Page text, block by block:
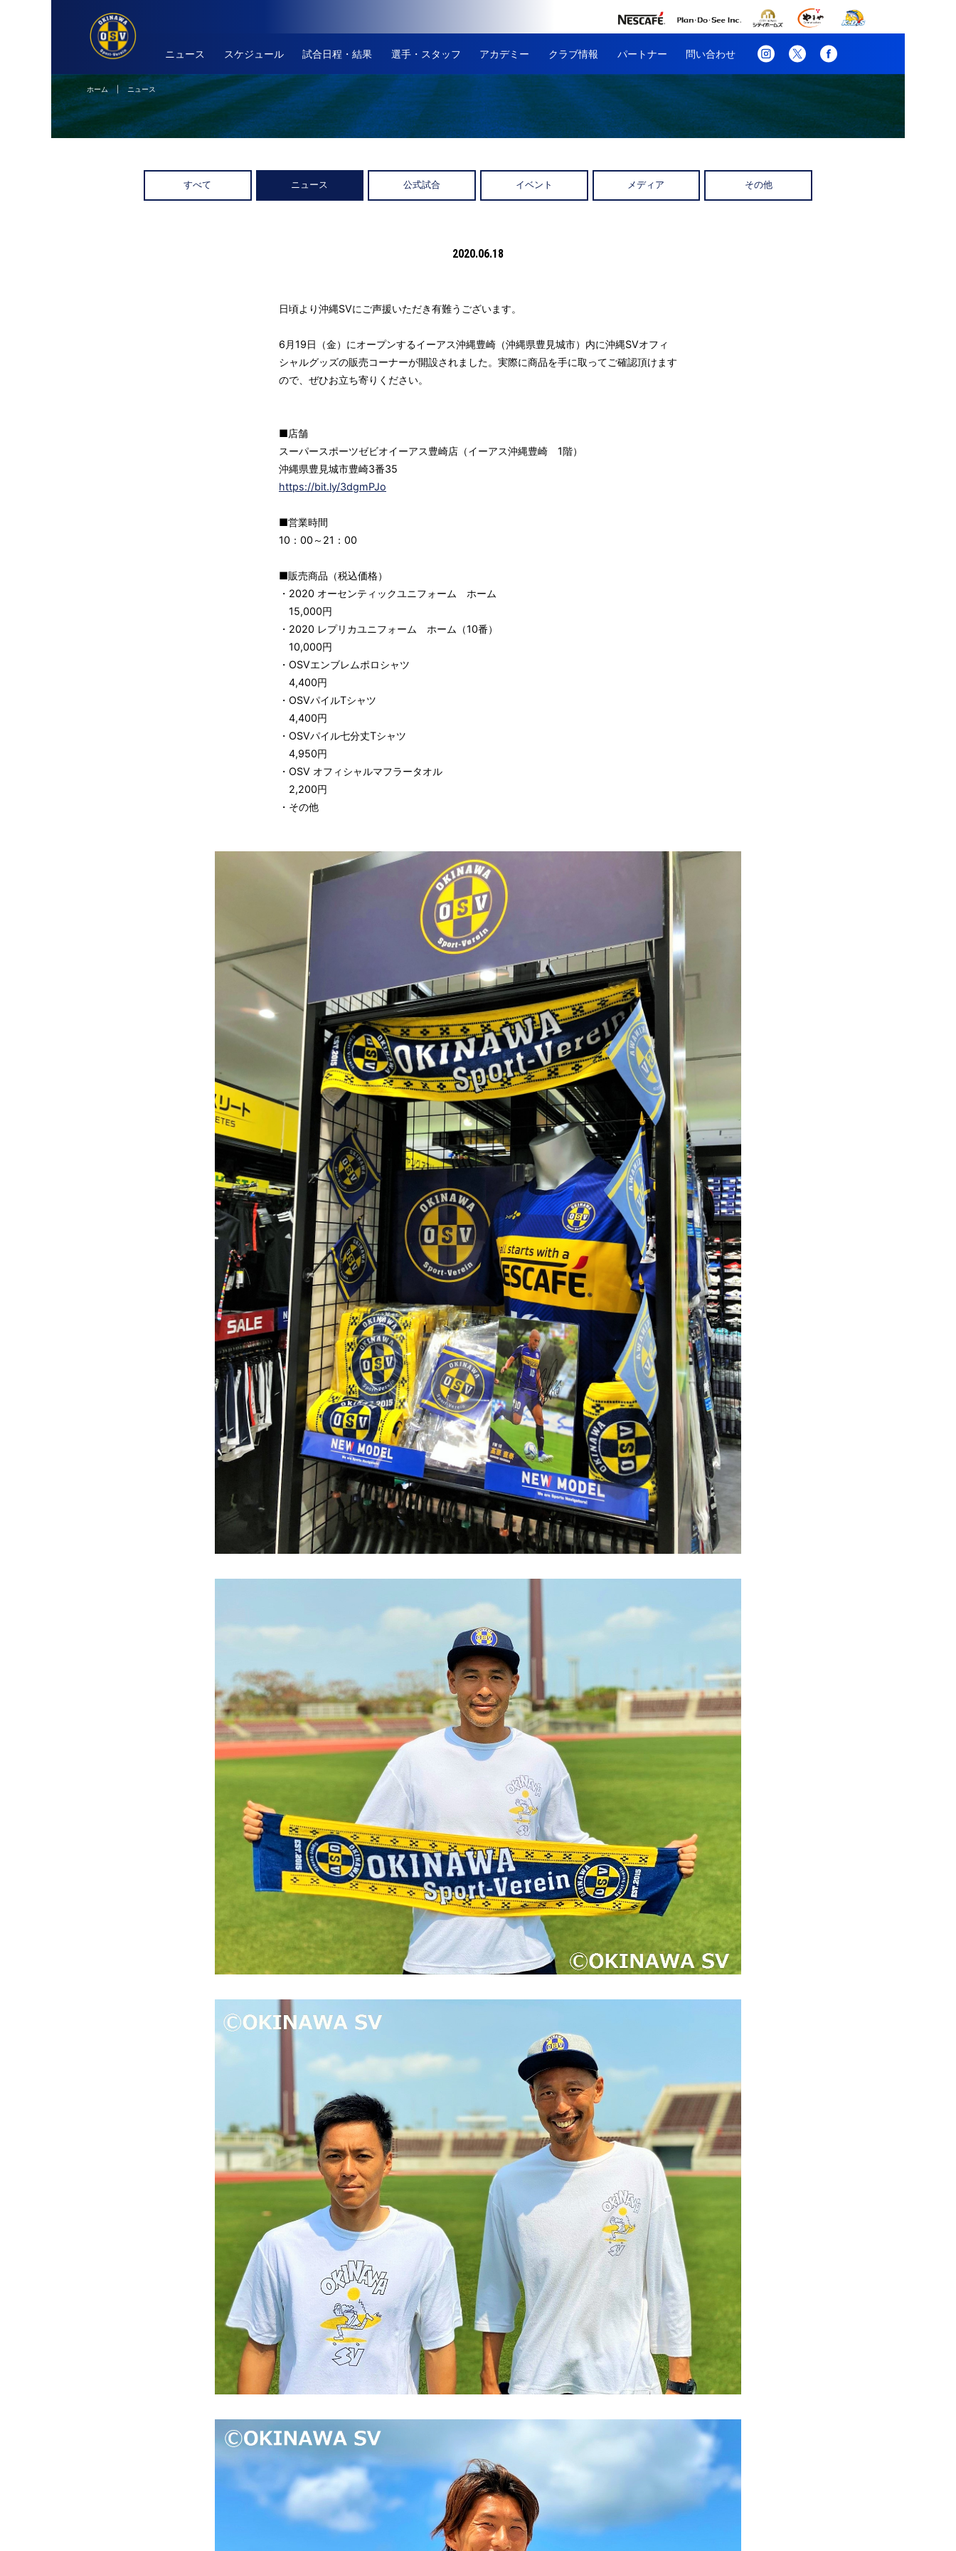
ニュース スケジュール 試合日程・結果 選手・スタッフ アカデミー クラブ情報 パートナー 問い合わせ
ホーム| ニュース
すべて ニュース 公式試合 イベント メディア その他
2020.06.18
日頃より沖縄SVにご声援いただき有難うございます。
6月19日（金）にオープンするイーアス沖縄豊崎（沖縄県豊見城市）内に沖縄SVオフィ
シャルグッズの販売コーナーが開設されました。実際に商品を手に取ってご確認頂けます
ので、ぜひお立ち寄りください。
■店舗
スーパースポーツゼビオイーアス豊崎店（イーアス沖縄豊崎 1階）
沖縄県豊見城市豊崎3番35
https://bit.ly/3dgmPJo
■営業時間
10：00～21：00
■販売商品（税込価格）
・2020 オーセンティックユニフォーム ホーム
15,000円
・2020 レプリカユニフォーム ホーム（10番）
10,000円
・OSVエンブレムポロシャツ
4,400円
・OSVパイルTシャツ
4,400円
・OSVパイル七分丈Tシャツ
4,950円
・OSV オフィシャルマフラータオル
2,200円
・その他